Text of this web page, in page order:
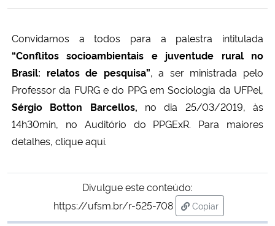
Ministério da Cidadania
Ministério da Saúde
Ministério de Minas e Energia
Ministério da Ciência, Tecnologia, Inovações e Comunicações
Ministério do Meio Ambiente
Ministério do Turismo
Ministério do Desenvolvimento Regional
Convidamos a todos para a palestra intitulada
“Conflitos socioambientais e juventude rural no
Brasil: relatos de pesquisa”, a ser ministrada pelo
Professor da FURG e do PPG em Sociologia da UFPel,
Sérgio Botton Barcellos, no dia 25/03/2019, às
14h30min, no Auditório do PPGExR. Para maiores
detalhes, clique aqui.
Divulgue este conteúdo:
https://ufsm.br/r-525-708
Copiar
para área de